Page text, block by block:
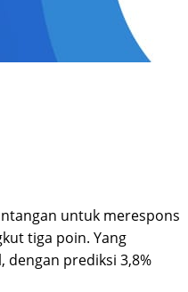
untuk merespons
tiga poin. Yang
prediksi 3,8%